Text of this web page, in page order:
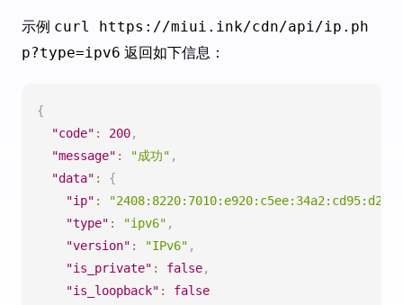
示例 curl https://miui.ink/cdn/api/ip.ph
p?type=ipv6 返回如下信息：
{
"code" : 200,
"message" : "成功" ,
"data" :
{
"ip" :
"2408:8220:7010:e920:c5ee:34a2:cd95:d2dc"
"type" : "ipv6" ,
"version" : "IPv6" ,
"is_private" : false,
"is_loopback" :
false